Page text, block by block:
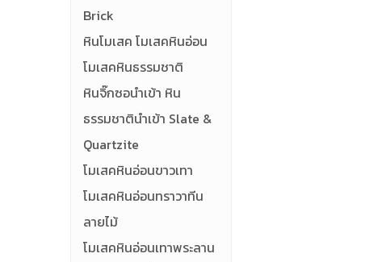
Brick
หินโมเสค โมเสคหินอ่อน
โมเสคหินธรรมชาติ
หินจิ๊กซอนำเข้า หิน
ธรรมชาตินำเข้า Slate &
Quartzite
โมเสคหินอ่อนขาวเทา
โมเสคหินอ่อนทราวาทีน
ลายไม้
โมเสคหินอ่อนเทาพระลาน